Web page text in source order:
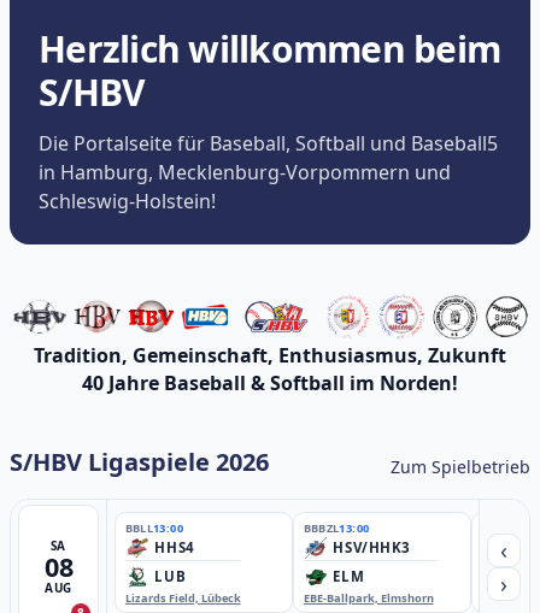
Herzlich willkommen beim
S/HBV
Die Portalseite für Baseball, Softball und Baseball5
in Hamburg, Mecklenburg-Vorpommern und
Schleswig-Holstein!
Tradition, Gemeinschaft, Enthusiasmus, Zukunft
40 Jahre Baseball & Softball im Norden!
S/HBV Ligaspiele 2026 Zum Spielbetrieb
SA
08
AUG
BBLL13:00
HHS4
LUB
Lizards Field, Lübeck
BBBZL13:00
HSV/HHK3
ELM
EBE-Ballpark, Elmshorn
‹
›